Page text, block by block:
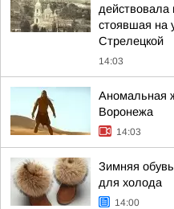
действовала
стоявшая на
Стрелецкой
14:03
Аномальная
Воронежа
14:03
Зимняя
для холода
14:00